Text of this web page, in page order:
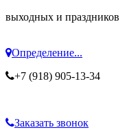
выходных и праздников
Определение...
+7 (918) 905-13-34
Заказать звонок